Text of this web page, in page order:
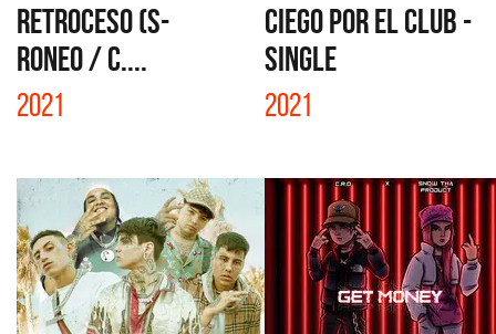
RETROCESO (S-
RONEO / C....
2021
CIEGO POR EL CLUB -
SINGLE
2021